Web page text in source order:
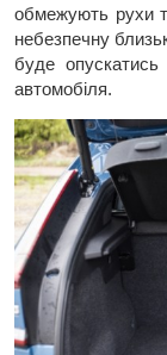
обмежують рухи
небезпечну
буде
автомобіля.